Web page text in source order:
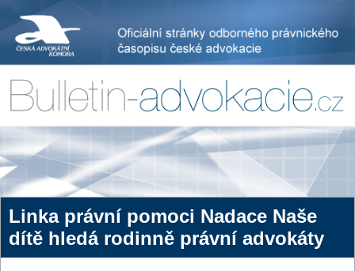
Linka právní pomoci Nadace Naše
dítě hledá rodinně právní advokáty